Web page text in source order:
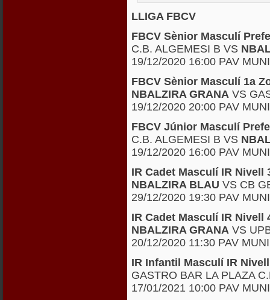
LLIGA FBCV
FBCV Sènior Masculí
C.B. ALGEMESI B VS
19/12/2020 16:00 PAV
FBCV Sènior Masculí 1a
NBALZIRA GRANA VS
19/12/2020 20:00 PAV
FBCV Júnior Masculí
C.B. ALGEMESI B VS
19/12/2020 16:00 PAV
IR Cadet Masculí IR Nivell
NBALZIRA BLAU VS CB
29/12/2020 19:30 PAV
IR Cadet Masculí IR Nivell
NBALZIRA GRANA VS
20/12/2020 11:30 PAV
IR Infantil Masculí IR
GASTRO BAR LA PLAZA
17/01/2021 10:00 PAV